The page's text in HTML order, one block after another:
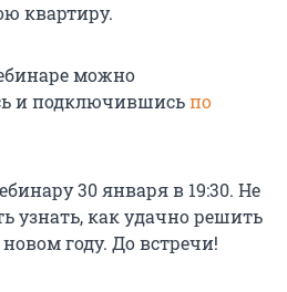
квартиру.
можно
и подключившисьпо
30 января в 19:30. Не
узнать, как удачно решить
году. До встречи!